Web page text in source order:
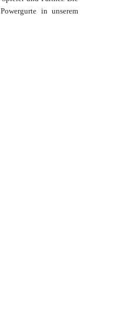
in unserem